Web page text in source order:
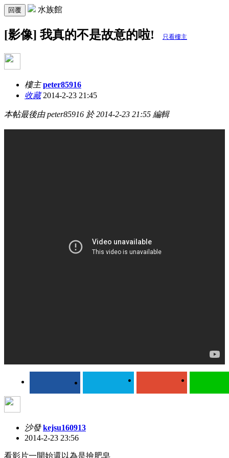
回覆 水族館
[影像] 我真的不是故意的啦! 只看樓主
樓主 peter85916
收藏2014-2-23 21:45
本帖最後由 peter85916 於 2014-2-23 21:55 編輯
沙發 kejsu160913
2014-2-23 23:56
看影片一開始還以為是撿肥皂